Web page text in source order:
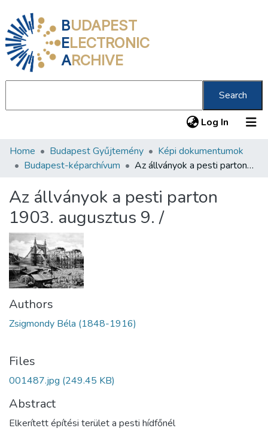
BUDAPEST
ELECTRONIC
ARCHIVE
Search
Log In (current)
Communities & Collections
Statistics
About us
Home Budapest Gyűjtemény
Képi dokumentumok
Budapest-képarchívum
Az állványok a pesti parton 1903. augusztus 9. /
Az állványok a pesti parton
1903. augusztus 9. /
Authors
Zsigmondy Béla (1848-1916)
Files
001487.jpg (249.45 KB)
Abstract
Elkerített építési terület a pesti hídfőnél